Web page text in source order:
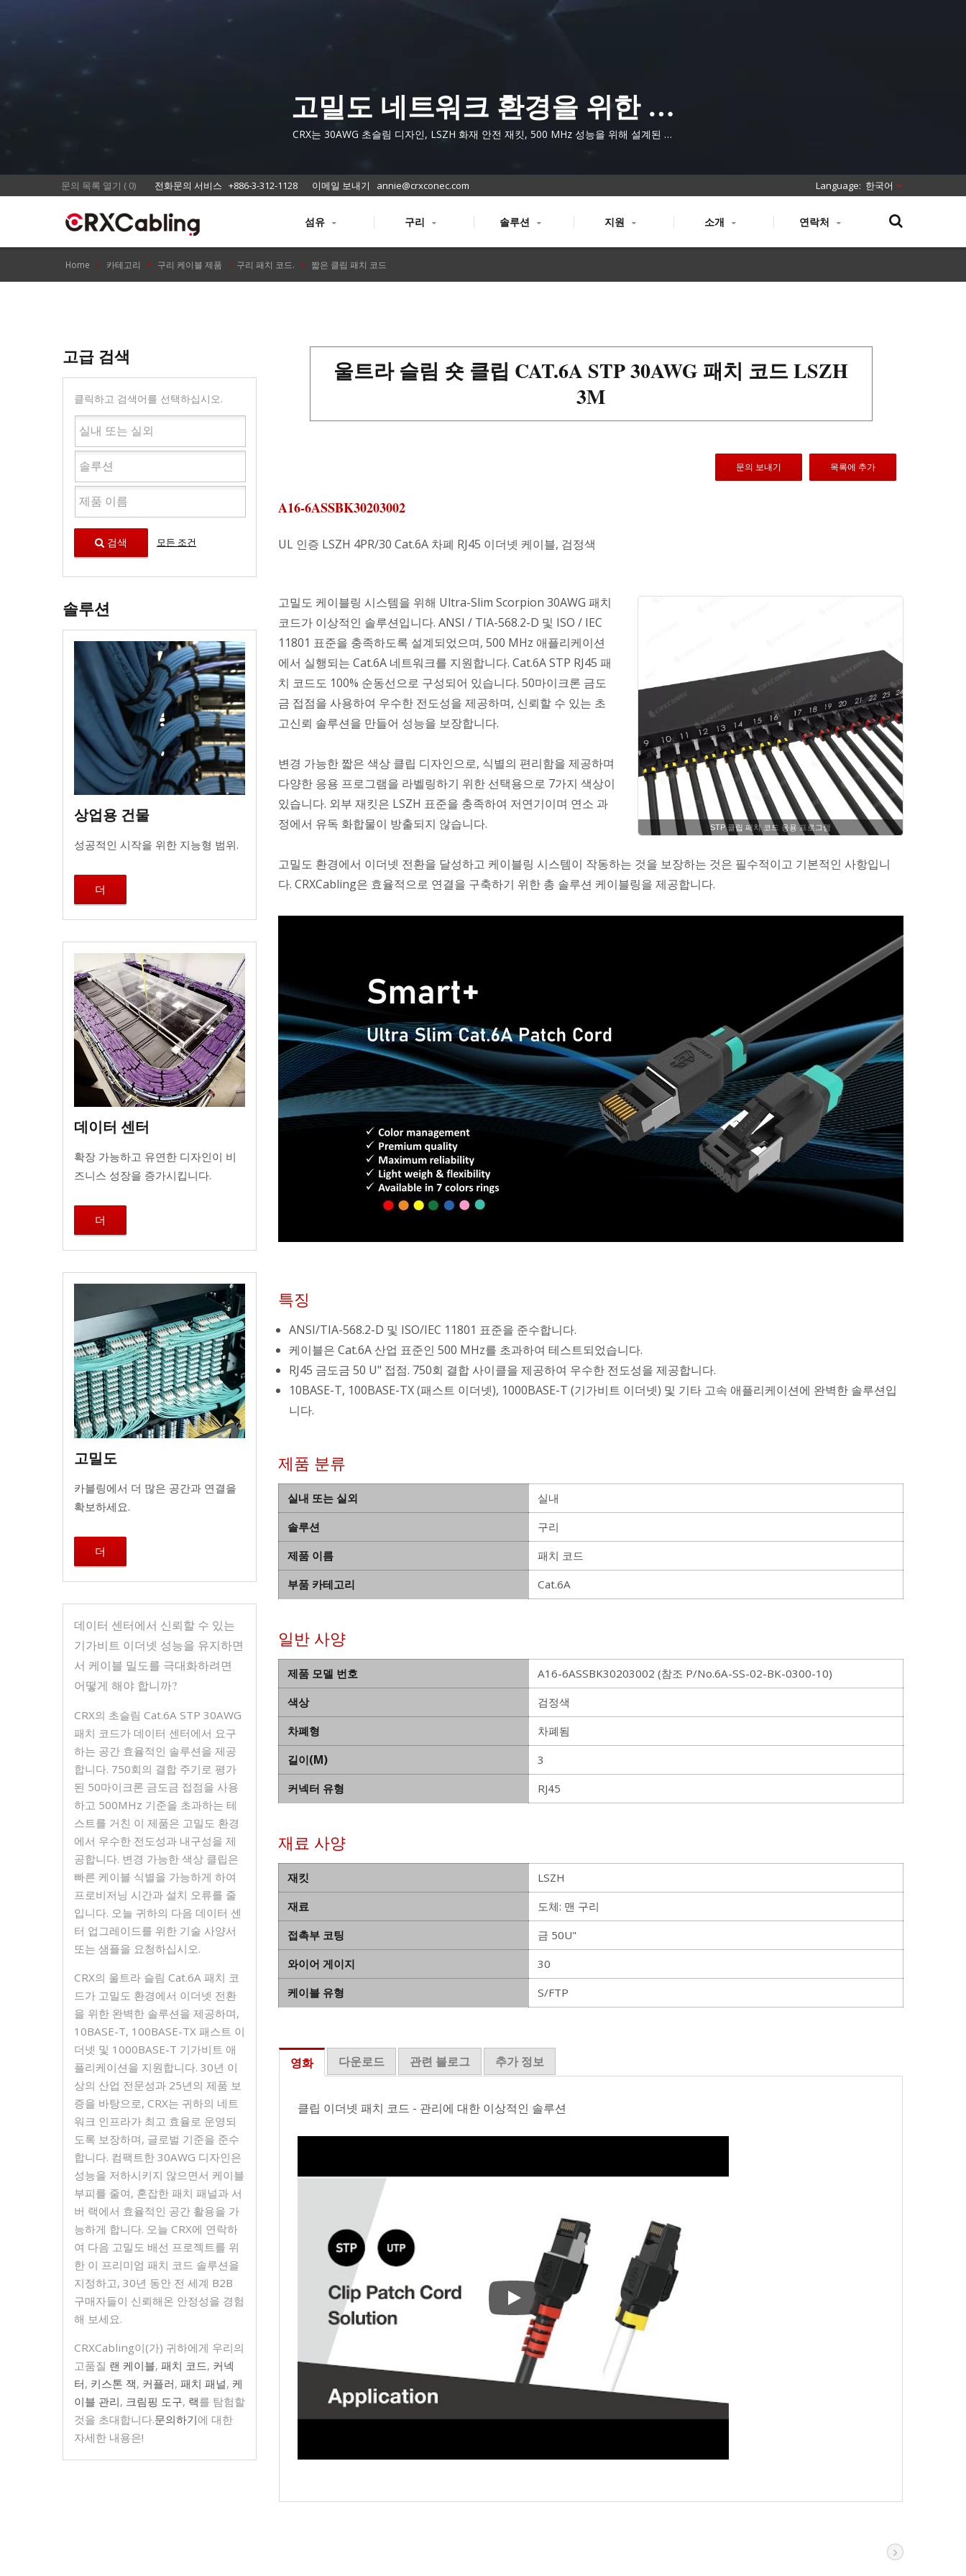
고밀도 네트워크 환경을 위한 프
리미엄 초슬림 Cat.6A 차폐 패치
코드
CRX는 30AWG 초슬림 디자인, LSZH 화재 안전 재킷, 500 MHz 성능을 위해 설계된 금
문의 목록 열기 ( 0) 전화문의 서비스 +886-3-312-1128 이메일 보내기 annie@crxconec.com 한국어
섬유 구리 솔루션 지원 소개 연락처
Home 카테고리 구리 케이블 제품 구리 패치 코드. 짧은 클립 패치 코드
고급 검색
클릭하고 검색어를 선택하십시오.
검색 모든 조건
솔루션
상업용 건물
성공적인 시작을 위한 지능형 범위.
더
데이터 센터
확장 가능하고 유연한 디자인이 비
즈니스 성장을 증가시킵니다.
더
고밀도
카블링에서 더 많은 공간과 연결을
확보하세요.
더
데이터 센터에서 신뢰할 수 있는
기가비트 이더넷 성능을 유지하면
서 케이블 밀도를 극대화하려면
어떻게 해야 합니까?
CRX의 초슬림 Cat.6A STP 30AWG
패치 코드가 데이터 센터에서 요구
하는 공간 효율적인 솔루션을 제공
합니다. 750회의 결합 주기로 평가
된 50마이크론 금도금 접점을 사용
하고 500MHz 기준을 초과하는 테
스트를 거친 이 제품은 고밀도 환경
에서 우수한 전도성과 내구성을 제
공합니다. 변경 가능한 색상 클립은
빠른 케이블 식별을 가능하게 하여
프로비저닝 시간과 설치 오류를 줄
입니다. 오늘 귀하의 다음 데이터 센
터 업그레이드를 위한 기술 사양서
또는 샘플을 요청하십시오.
CRX의 울트라 슬림 Cat.6A 패치 코
드가 고밀도 환경에서 이더넷 전환
을 위한 완벽한 솔루션을 제공하며,
10BASE-T, 100BASE-TX 패스트 이
더넷 및 1000BASE-T 기가비트 애
플리케이션을 지원합니다. 30년 이
상의 산업 전문성과 25년의 제품 보
증을 바탕으로, CRX는 귀하의 네트
워크 인프라가 최고 효율로 운영되
도록 보장하며, 글로벌 기준을 준수
합니다. 컴팩트한 30AWG 디자인은
성능을 저하시키지 않으면서 케이블
부피를 줄여, 혼잡한 패치 패널과 서
버 랙에서 효율적인 공간 활용을 가
능하게 합니다. 오늘 CRX에 연락하
여 다음 고밀도 배선 프로젝트를 위
한 이 프리미엄 패치 코드 솔루션을
지정하고, 30년 동안 전 세계 B2B
구매자들이 신뢰해온 안정성을 경험
해 보세요.
CRXCabling이(가) 귀하에게 우리의
고품질 랜 케이블, 패치 코드, 커넥
터, 키스톤 잭, 커플러, 패치 패널, 케
이블 관리, 크림핑 도구, 랙를 탐험할
것을 초대합니다.문의하기에 대한
자세한 내용은!
울트라 슬림 숏 클립 CAT.6A STP 30AWG 패치 코드 LSZH
3M
문의 보내기 목록에 추가
A16-6ASSBK30203002
UL 인증 LSZH 4PR/30 Cat.6A 차폐 RJ45 이더넷 케이블, 검정색
STP 클립 패치 코드 응용 프로그램
고밀도 케이블링 시스템을 위해 Ultra-Slim Scorpion 30AWG 패치
코드가 이상적인 솔루션입니다. ANSI / TIA-568.2-D 및 ISO / IEC
11801 표준을 충족하도록 설계되었으며, 500 MHz 애플리케이션
에서 실행되는 Cat.6A 네트워크를 지원합니다. Cat.6A STP RJ45 패
치 코드도 100% 순동선으로 구성되어 있습니다. 50마이크론 금도
금 접점을 사용하여 우수한 전도성을 제공하며, 신뢰할 수 있는 초
고신뢰 솔루션을 만들어 성능을 보장합니다.
변경 가능한 짧은 색상 클립 디자인으로, 식별의 편리함을 제공하며
다양한 응용 프로그램을 라벨링하기 위한 선택용으로 7가지 색상이
있습니다. 외부 재킷은 LSZH 표준을 충족하여 저연기이며 연소 과
정에서 유독 화합물이 방출되지 않습니다.
고밀도 환경에서 이더넷 전환을 달성하고 케이블링 시스템이 작동하는 것을 보장하는 것은 필수적이고 기본적인 사항입니
다. CRXCabling은 효율적으로 연결을 구축하기 위한 총 솔루션 케이블링을 제공합니다.
특징
ANSI/TIA-568.2-D 및 ISO/IEC 11801 표준을 준수합니다.
케이블은 Cat.6A 산업 표준인 500 MHz를 초과하여 테스트되었습니다.
RJ45 금도금 50 U" 접점. 750회 결합 사이클을 제공하여 우수한 전도성을 제공합니다.
10BASE-T, 100BASE-TX (패스트 이더넷), 1000BASE-T (기가비트 이더넷) 및 기타 고속 애플리케이션에 완벽한 솔루션입
니다.
제품 분류
실내 또는 실외
실내
솔루션
구리
제품 이름
패치 코드
부품 카테고리
Cat.6A
일반 사양
제품 모델 번호
A16-6ASSBK30203002 (참조 P/No.6A-SS-02-BK-0300-10)
색상
검정색
차폐형
차폐됨
길이(M)
3
커넥터 유형
RJ45
재료 사양
재킷
LSZH
재료
도체: 맨 구리
접촉부 코팅
금 50U"
와이어 게이지
30
케이블 유형
S/FTP
영화 다운로드 관련 블로그 추가 정보
클립 이더넷 패치 코드 - 관리에 대한 이상적인 솔루션
클립 이더넷 패치 코드 - 관리에 대한 이상적인 솔루션